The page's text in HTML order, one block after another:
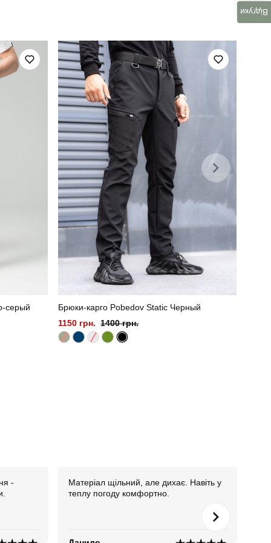
україна
серый
Брюки-карго Pobedov Static Черный
1150 грн. 1400 грн.
Відгуки
-
Матеріал щільний, але дихає. Навіть у
теплу погоду комфортно.